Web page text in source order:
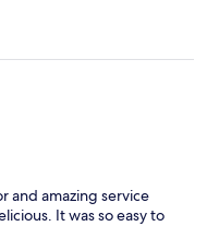
and amazing service
It was so easy to